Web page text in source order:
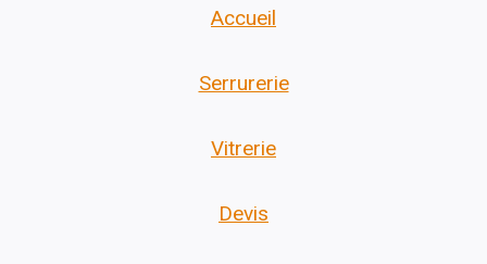
Accueil
Serrurerie
Vitrerie
Devis